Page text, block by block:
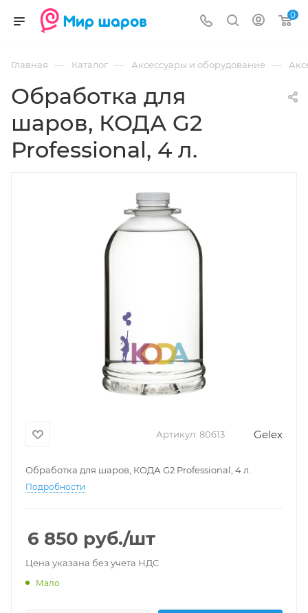
0
Главная — Каталог — Аксессуары и оборудование —
Обработка для
шаров, КОДА G2
Professional, 4 л.
Артикул: 80613 Gelex
Обработка для шаров, КОДА G2 Professional, 4 л.
Подробности
6 850 руб./шт
Цена указана без учета НДС
Мало